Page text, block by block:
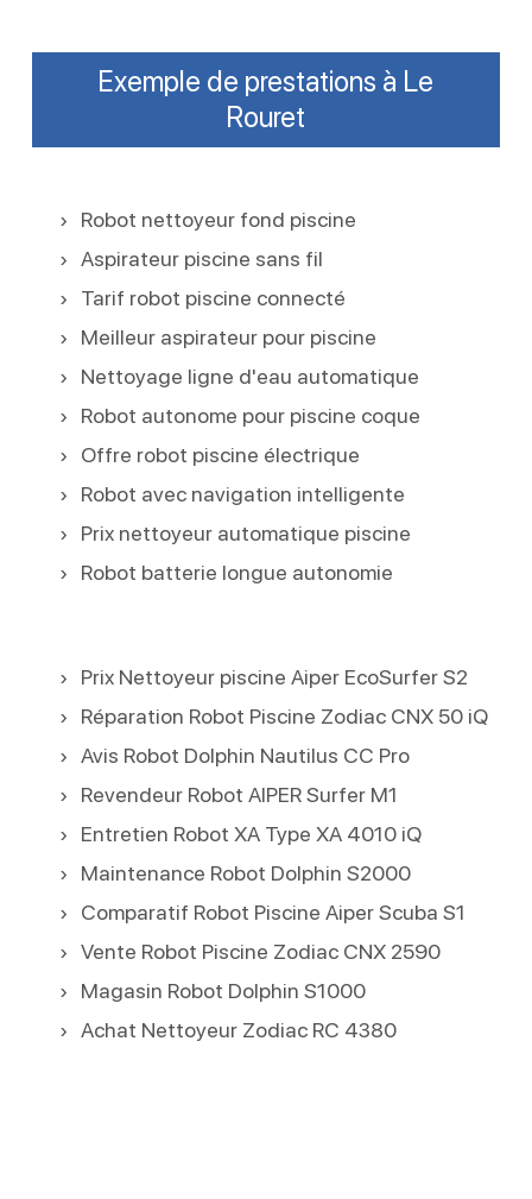
Exemple de prestations à Le
Rouret
Robot nettoyeur fond piscine
Aspirateur piscine sans fil
Tarif robot piscine connecté
Meilleur aspirateur pour piscine
Nettoyage ligne d'eau automatique
Robot autonome pour piscine coque
Offre robot piscine électrique
Robot avec navigation intelligente
Prix nettoyeur automatique piscine
Robot batterie longue autonomie
Prix Nettoyeur piscine Aiper EcoSurfer S2
Réparation Robot Piscine Zodiac CNX 50 iQ
Avis Robot Dolphin Nautilus CC Pro
Revendeur Robot AIPER Surfer M1
Entretien Robot XA Type XA 4010 iQ
Maintenance Robot Dolphin S2000
Comparatif Robot Piscine Aiper Scuba S1
Vente Robot Piscine Zodiac CNX 2590
Magasin Robot Dolphin S1000
Achat Nettoyeur Zodiac RC 4380